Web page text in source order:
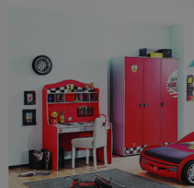
nedokážeme představit. Její